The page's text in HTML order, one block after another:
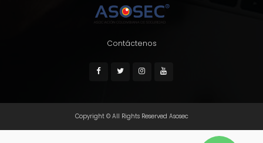
Contáctenos
Copyright © All Rights Reserved Asosec